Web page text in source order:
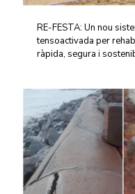
RE-FESTA: Un nou
tensoactivada per
ràpida, segura i